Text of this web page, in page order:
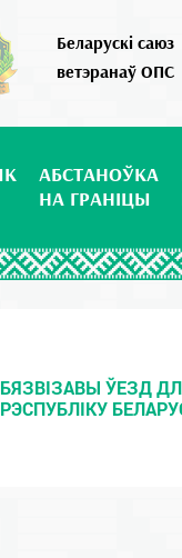
Беларускі саюз
ветэранаў ОПС
АБСТАНОЎКА
НА ГРАНІЦЫ
БЯЗВІЗАВЫ ЎЕЗД
РЭСПУБЛІКУ